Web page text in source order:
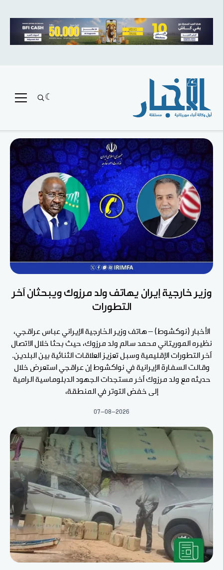
متميز
وزير خارجية إيران يهاتف ولد مرزوك ويبحثان آخر
التطورات
الأخبار (نوكشوط) – هاتف وزير الخارجية الإيراني عباس عراقجي،
نظيره الموريتاني محمد سالم ولد مرزوك، حيث بحثا خلال الاتصال
آخر التطورات الإقليمية وسبل تعزيز العلاقات الثنائية بين البلدين.
وقالت السفارة الإيرانية في نواكشوط إن عراقجي استعرض خلال
حديثه مع ولد مرزوك آخر مستجدات الجهود الدبلوماسية الرامية
إلى خفض التوتر في المنطقة،
07-08-2026